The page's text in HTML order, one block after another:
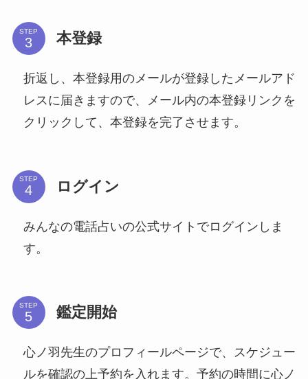
STEP 本登録
折返し、本登録用のメールが登録したメールアド
レスに届きますので、メール内の本登録リンクを
クリックして、本登録を完了させます。
STEP ログイン
みんなの電話占いの公式サイトでログインしま
す。
STEP 鑑定開始
心ノ羽先生のプロフィールページで、スケジュー
ルを確認の上予約を入れます。予約の時間に心ノ